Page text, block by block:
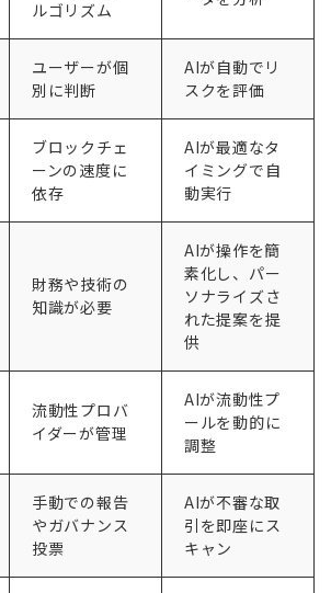
ルゴリズム
ユーザーが個
別に判断
AIが自動でリ
スクを評価
ブロックチェ
ーンの速度に
依存
AIが最適なタ
イミングで自
動実行
財務や技術の
知識が必要
AIが操作を簡
素化し、パー
ソナライズさ
れた提案を提
供
流動性プロバ
イダーが管理
AIが流動性プ
ールを動的に
調整
手動での報告
やガバナンス
投票
AIが不審な取
引を即座にス
キャン